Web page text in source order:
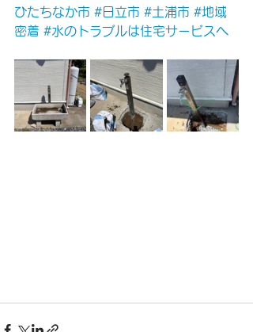
ひたちなか市 #日立市 #土浦市 #地域
密着 #水のトラブルは住宅サービスへ